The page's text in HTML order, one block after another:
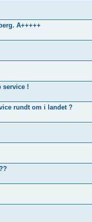
A+++++
service !
rundt om i landet ?